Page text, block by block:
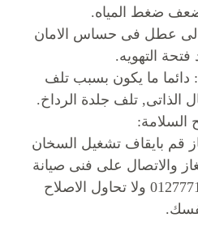
ضعف ضغط المياه.
الى عطل فى حساس الامان
فتحة التهويه.
دائما ما يكون بسبب تلف
الذاتى, تلف جلدة الرداخ.
السلامة:
قم بايقاف تشغيل السخان
والاتصال على فنى صيانة
السخانات رقم 01277715599 ولا تحاول الاصلاح